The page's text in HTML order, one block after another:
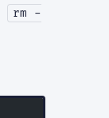
rm -